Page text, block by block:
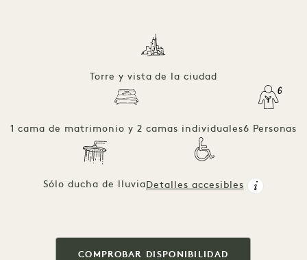
Torre y vista de la ciudad
1 cama de matrimonio y 2 camas individuales6 Personas
Sólo ducha de lluvia Detalles accesibles
COMPROBAR DISPONIBILIDAD